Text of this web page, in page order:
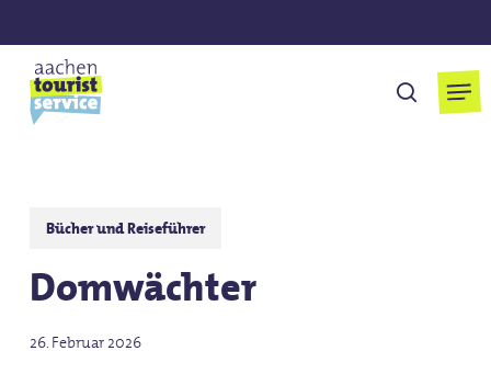
to
main
content
suchen
Bücher und Reiseführer
Domwächter
26. Februar 2026